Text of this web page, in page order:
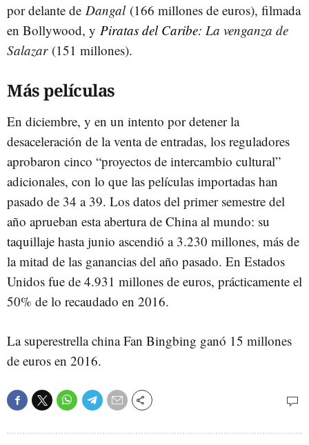
por delante de Dangal(166 millones de euros), filmada
en Bollywood, y Piratas del Caribe: La venganza de
Salazar(151 millones).
Más películas
En diciembre, y en un intento por detener la
desaceleración de la venta de entradas, los reguladores
aprobaron cinco “proyectos de intercambio cultural”
adicionales, con lo que las películas importadas han
pasado de 34 a 39. Los datos del primer semestre del
año aprueban esta abertura de China al mundo: su
taquillaje hasta junio ascendió a 3.230 millones, más de
la mitad de las ganancias del año pasado. En Estados
Unidos fue de 4.931 millones de euros, prácticamente el
50% de lo recaudado en 2016.
La superestrella china Fan Bingbing ganó 15 millones
de euros en 2016.